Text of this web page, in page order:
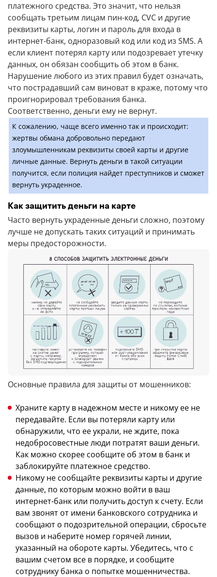
платежного средства. Это значит, что нельзя
сообщать третьим лицам пин-код, CVC и другие
реквизиты карты, логин и пароль для входа в
интернет-банк, одноразовый код или код из SMS. А
если клиент потерял карту или подозревает утечку
данных, он обязан сообщить об этом в банк.
Нарушение любого из этих правил будет означать,
что пострадавший сам виноват в краже, потому что
проигнорировал требования банка.
Соответственно, деньги ему не вернут.
К сожалению, чаще всего именно так и происходит:
жертвы обмана добровольно передают
злоумышленникам реквизиты своей карты и другие
личные данные. Вернуть деньги в такой ситуации
получится, если полиция найдет преступников и сможет
вернуть украденное.
Как защитить деньги на карте
Часто вернуть украденные деньги сложно, поэтому
лучше не допускать таких ситуаций и принимать
меры предосторожности.
Основные правила для защиты от мошенников:
Храните карту в надежном месте и никому ее не
передавайте. Если вы потеряли карту или
обнаружили, что ее украли, не ждите, пока
недобросовестные люди потратят ваши деньги.
Как можно скорее сообщите об этом в банк и
заблокируйте платежное средство.
Никому не сообщайте реквизиты карты и другие
данные, по которым можно войти в ваш
интернет-банк или получить доступ к счету. Если
вам звонят от имени банковского сотрудника и
сообщают о подозрительной операции, сбросьте
вызов и наберите номер горячей линии,
указанный на обороте карты. Убедитесь, что с
вашим счетом все в порядке, и сообщите
сотруднику банка о попытке мошенничества.